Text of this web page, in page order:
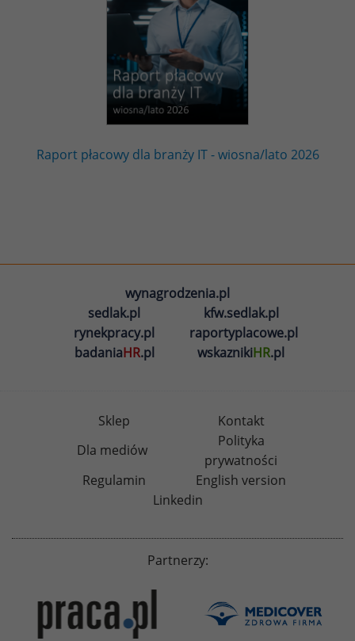
Raport płacowy dla branży IT - wiosna/lato 2026
wynagrodzenia.pl
sedlak.pl
kfw.sedlak.pl
rynekpracy.pl
raportyplacowe.pl
badaniaHR.pl wskaznikiHR.pl
Sklep
Kontakt
Dla mediów
Polityka
prywatności
Regulamin
English version
Linkedin
Partnerzy: